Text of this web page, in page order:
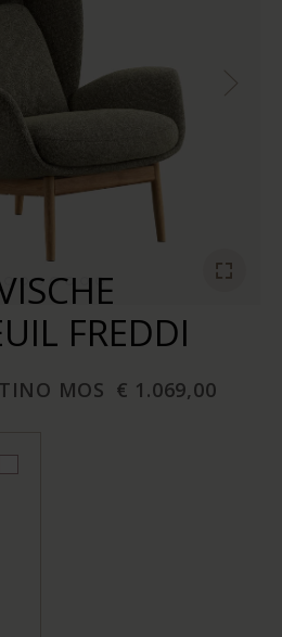
FREDDI
MOS € 1.069,00